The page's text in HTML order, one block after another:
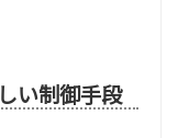
い制御手段